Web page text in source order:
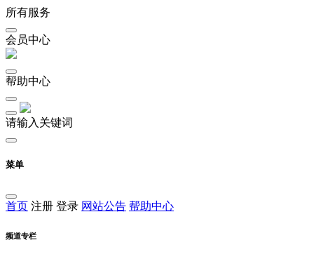
所有服务
会员中心
帮助中心
请输入关键词
菜单
首页 注册 登录 网站公告 帮助中心
频道专栏